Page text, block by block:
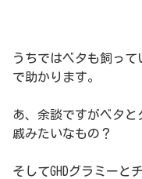
うちではベタも飼っ
で助かります。
あ、余談ですがベタ
戚みたいなもの？
そしてGHDグラミーと